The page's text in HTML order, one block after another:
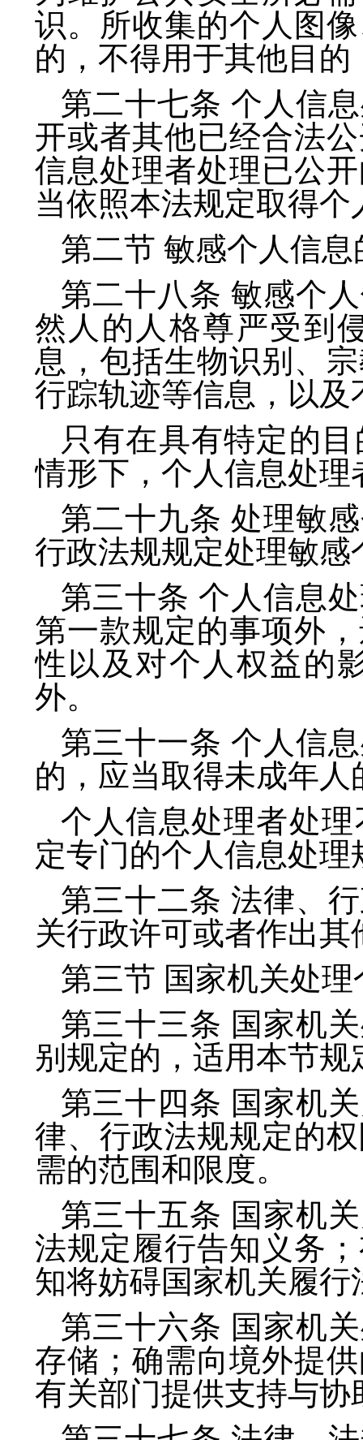
识。所收集的个人图
的，不得用于其他目
第二十七条 个人信
开或者其他已经合法
信息处理者处理已公
当依照本法规定取得个
第二节 敏感个人信
第二十八条 敏感个
然人的人格尊严受到
息，包括生物识别、
行踪轨迹等信息，以
只有在具有特定的
情形下，个人信息处
第二十九条 处理敏
行政法规规定处理敏
第三十条 个人信息
第一款规定的事项外
性以及对个人权益的
外。
第三十一条 个人信
的，应当取得未成年
个人信息处理者处
定专门的个人信息处理
第三十二条 法律、
关行政许可或者作出
第三节 国家机关处
第三十三条 国家机
别规定的，适用本节规
第三十四条 国家机
律、行政法规规定的
需的范围和限度。
第三十五条 国家机
法规定履行告知义务
知将妨碍国家机关履
第三十六条 国家机
存储；确需向境外提
有关部门提供支持与协